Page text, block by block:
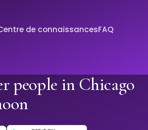
de connaissancesFAQ
people in Chicago